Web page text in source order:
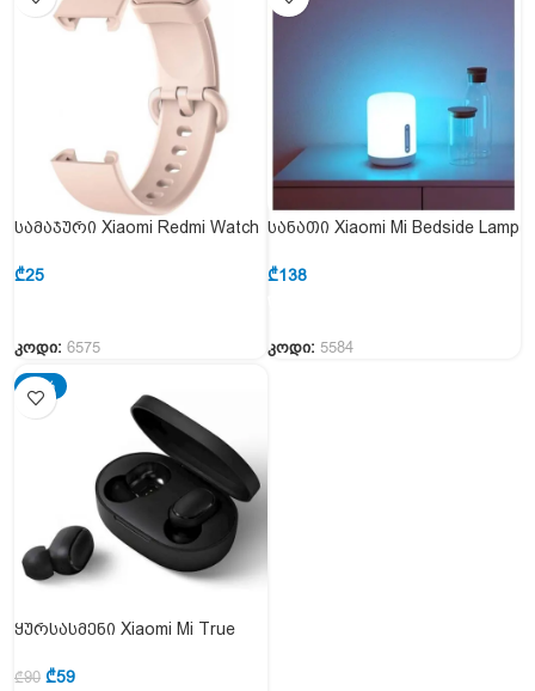
სამაჯური Xiaomi Redmi Watch
₾25
კოდი: 6575
სანათი Xiaomi Mi Bedside Lamp
₾138
კოდი: 5584
-34%
ყურსასმენი Xiaomi Mi True
(TWSEJ061LS)
₾90 ₾59